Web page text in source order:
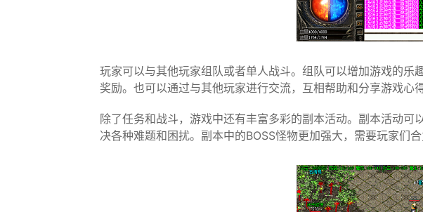
玩家可以与其他玩家组队或者单人战斗。组队可以增加游戏的
奖励。也可以通过与其他玩家进行交流，互相帮助和分享游戏心
除了任务和战斗，游戏中还有丰富多彩的副本活动。副本活动
决各种难题和困扰。副本中的BOSS怪物更加强大，需要玩家们